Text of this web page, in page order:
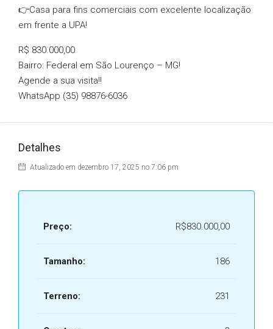
👉Casa para fins comerciais com excelente localização
em frente a UPA!
R$ 830.000,00
Bairro: Federal em São Lourenço – MG!
Agende a sua visita!!
WhatsApp (35) 98876-6036
Detalhes
Atualizado em dezembro 17, 2025 no 7:06 pm
Preço: R$830.000,00
Tamanho: 186
Terreno: 231